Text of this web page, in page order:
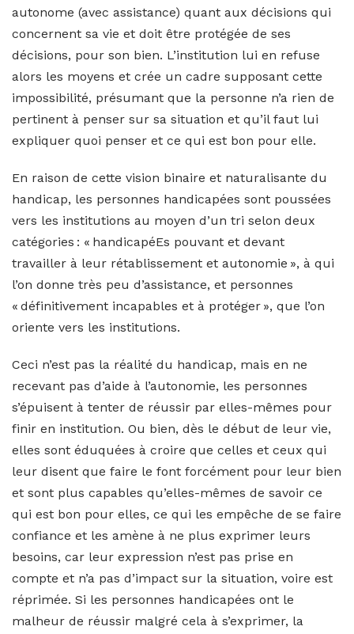
autonome (avec assistance) quant aux décisions qui
concernent sa vie et doit être protégée de ses
décisions, pour son bien. L’institution lui en refuse
alors les moyens et crée un cadre supposant cette
impossibilité, présumant que la personne n’a rien de
pertinent à penser sur sa situation et qu’il faut lui
expliquer quoi penser et ce qui est bon pour elle.
En raison de cette vision binaire et naturalisante du
handicap, les personnes handicapées sont poussées
vers les institutions au moyen d’un tri selon deux
catégories : « handicapéEs pouvant et devant
travailler à leur rétablissement et autonomie », à qui
l’on donne très peu d’assistance, et personnes
« définitivement incapables et à protéger », que l’on
oriente vers les institutions.
Ceci n’est pas la réalité du handicap, mais en ne
recevant pas d’aide à l’autonomie, les personnes
s’épuisent à tenter de réussir par elles-mêmes pour
finir en institution. Ou bien, dès le début de leur vie,
elles sont éduquées à croire que celles et ceux qui
leur disent que faire le font forcément pour leur bien
et sont plus capables qu’elles-mêmes de savoir ce
qui est bon pour elles, ce qui les empêche de se faire
confiance et les amène à ne plus exprimer leurs
besoins, car leur expression n’est pas prise en
compte et n’a pas d’impact sur la situation, voire est
réprimée. Si les personnes handicapées ont le
malheur de réussir malgré cela à s’exprimer, la